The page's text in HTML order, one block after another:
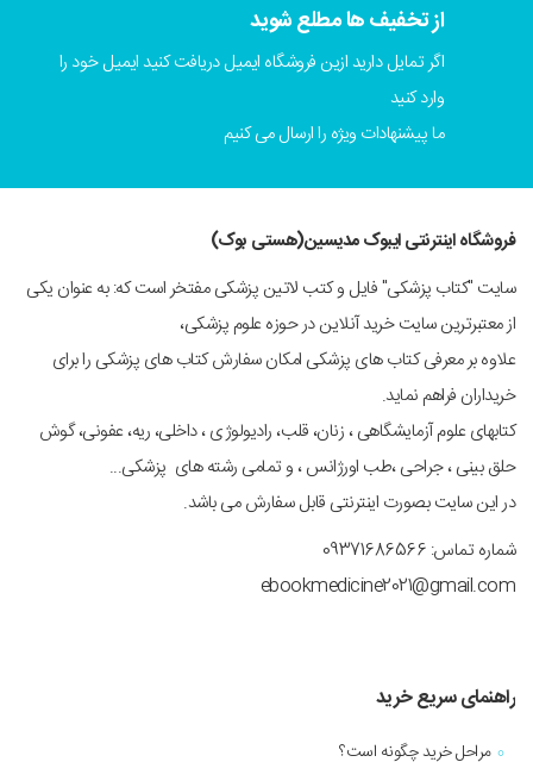
از تخفیف ها مطلع شوید
اگر تمایل دارید ازین فروشگاه ایمیل دریافت کنید ایمیل خود را
وارد کنید
ما پیشنهادات ویژه را ارسال می کنیم
فروشگاه اینترنتی ایبوک مدیسین(هستی بوک)
سایت "کتاب پزشکی" فایل و کتب لاتین پزشکی مفتخر است که: به عنوان یکی
از معتبرترین سایت خرید آنلاین در حوزه علوم پزشکی،
علاوه بر معرفی کتاب های پزشکی امکان سفارش کتاب های پزشکی را برای
خریداران فراهم نماید.
کتابهای علوم آزمایشگاهی ، زنان، قلب، رادیولوژی ، داخلی، ریه، عفونی، گوش
حلق بینی ، جراحی ،طب اورژانس ، و تمامی رشته های پزشکی...
در این سایت بصورت اینترنتی قابل سفارش می باشد.
شماره تماس: 09371686566
ebookmedicine2021@gmail.com
راهنمای سریع خرید
مراحل خرید چگونه است؟